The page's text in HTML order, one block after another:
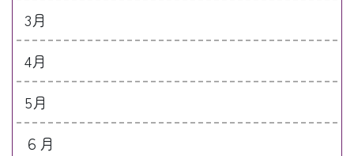
3月
4月
5月
６月